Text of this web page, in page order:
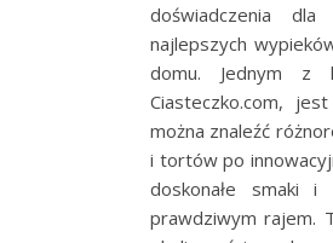
doświadczenia
najlepszych
domu. Jednym z
Ciasteczko.com,
można znaleźć
i tortów po
doskonałe smaki
prawdziwym rajem.